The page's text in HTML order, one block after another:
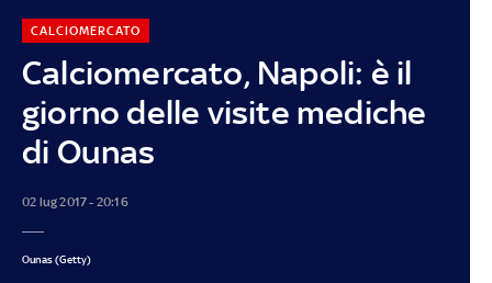
Calciomercato, Napoli: è il
giorno delle visite mediche
di Ounas
CALCIOMERCATO
02 lug 2017 - 20:16
Ounas (Getty)